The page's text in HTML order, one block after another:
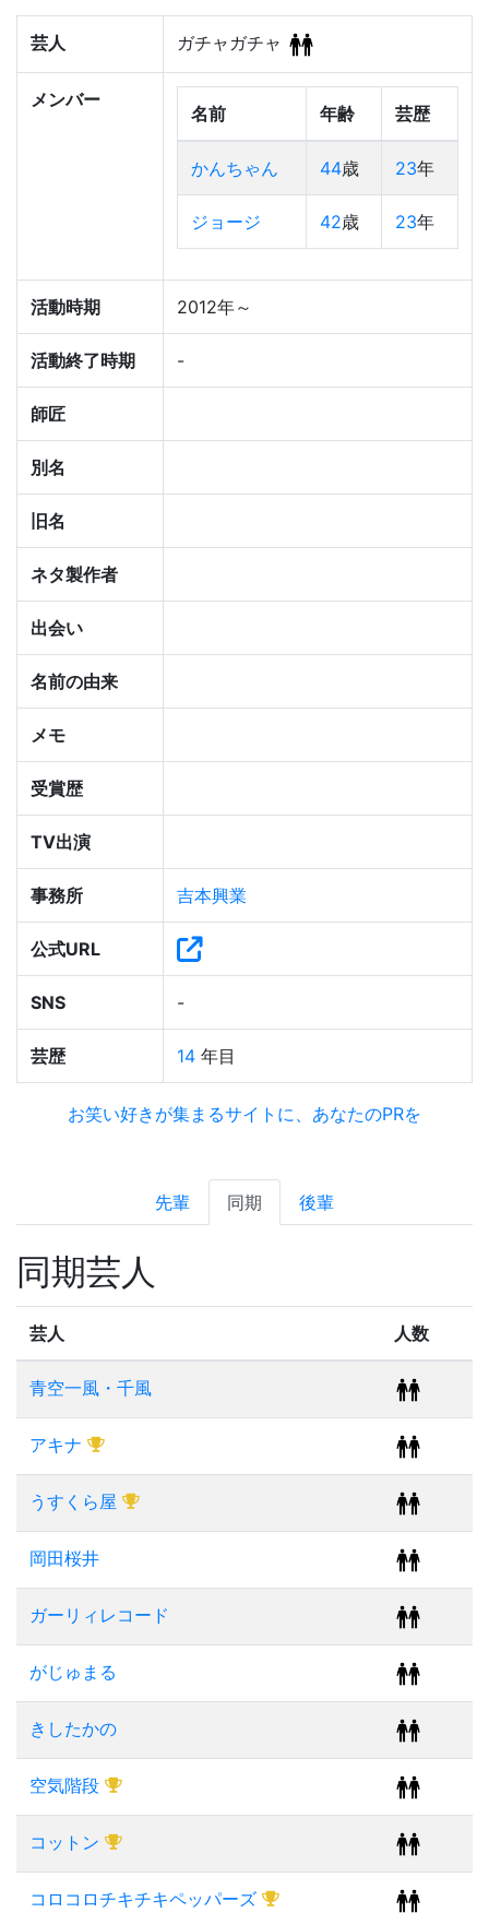
芸人 ガチャガチャ
メンバー
名前 年齢 芸歴
かんちゃん 44歳 23年
ジョージ 42歳 23年
活動時期 2012年～
活動終了時期 -
師匠
別名
旧名
ネタ製作者
出会い
名前の由来
メモ
受賞歴
TV出演
事務所 吉本興業
公式URL
SNS -
芸歴 14 年目
お笑い好きが集まるサイトに、あなたのPRを
先輩 同期 後輩
同期芸人
芸人 人数
青空一風・千風
アキナ
うすくら屋
岡田桜井
ガーリィレコード
がじゅまる
きしたかの
空気階段
コットン
コロコロチキチキペッパーズ